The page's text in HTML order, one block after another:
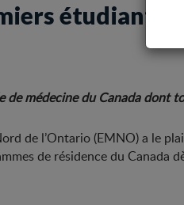
étudiants
de médecine du Canada dont
de l’Ontario (EMNO) a le
de résidence du Canada